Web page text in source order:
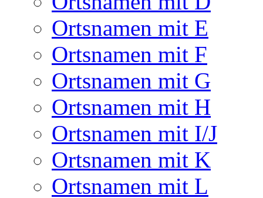
Ortsnamen mit E
Ortsnamen mit F
Ortsnamen mit G
Ortsnamen mit H
Ortsnamen mit I/J
Ortsnamen mit K
Ortsnamen mit L